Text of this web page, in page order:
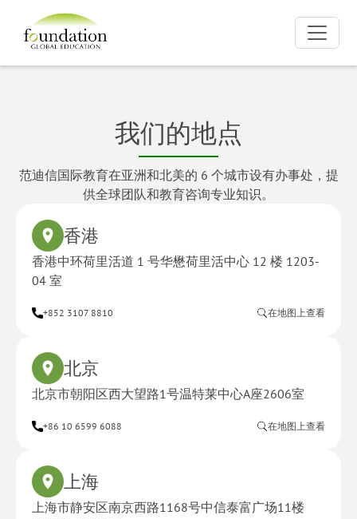
我们的地点
范迪信国际教育在亚洲和北美的 6 个城市设有办事处，提
供全球团队和教育咨询专业知识。
香港
香港中环荷里活道 1 号华懋荷里活中心 12 楼 1203-
04 室
+852 3107 8810 在地图上查看
北京
北京市朝阳区西大望路1号温特莱中心A座2606室
+86 10 6599 6088 在地图上查看
上海
上海市静安区南京西路1168号中信泰富广场11楼